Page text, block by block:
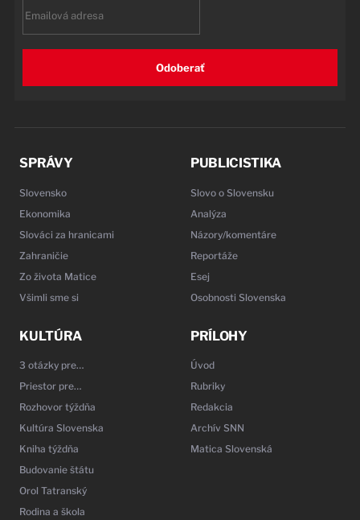
Odoberať
SPRÁVY
Slovensko
Ekonomika
Slováci za hranicami
Zahraničie
Zo života Matice
Všimli sme si
PUBLICISTIKA
Slovo o Slovensku
Analýza
Názory/komentáre
Reportáže
Esej
Osobnosti Slovenska
KULTÚRA
3 otázky pre…
Priestor pre…
Rozhovor týždňa
Kultúra Slovenska
Kniha týždňa
Budovanie štátu
Orol Tatranský
Rodina a škola
PRÍLOHY
Úvod
Rubriky
Redakcia
Archív SNN
Matica Slovenská